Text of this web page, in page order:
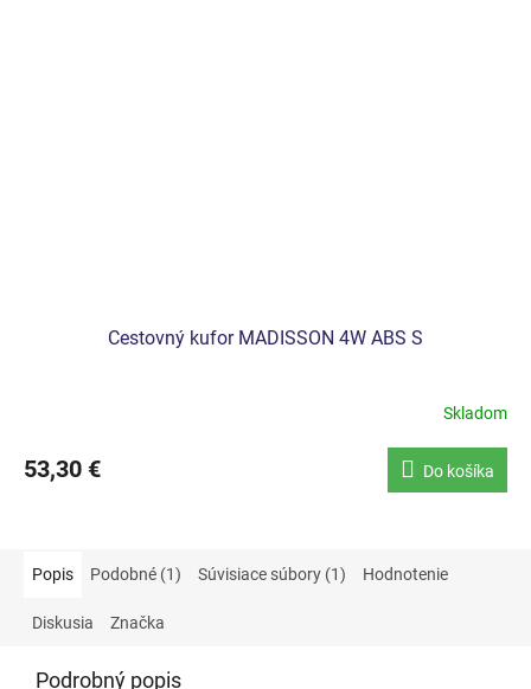
Cestovný kufor MADISSON 4W ABS S
Skladom
53,30 € Do košíka
Popis Podobné (1) Súvisiace súbory (1) Hodnotenie
Diskusia Značka
Podrobný popis